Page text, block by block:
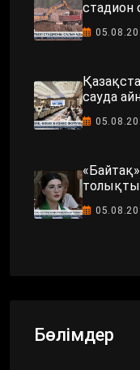
сауда
толықты
Бөлімдер